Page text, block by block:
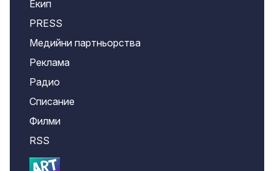
Екип
PRESS
Медийни партньорства
Реклама
Радио
Списание
Филми
RSS